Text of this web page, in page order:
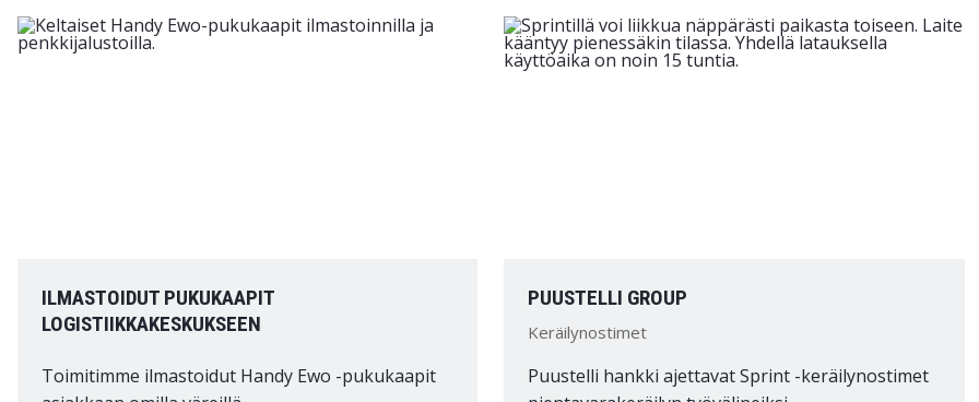
ILMASTOIDUT PUKUKAAPIT
LOGISTIIKKAKESKUKSEEN
Toimitimme ilmastoidut Handy Ewo -pukukaapit
PUUSTELLI GROUP
Keräilynostimet
Puustelli hankki ajettavat Sprint -keräilynostimet